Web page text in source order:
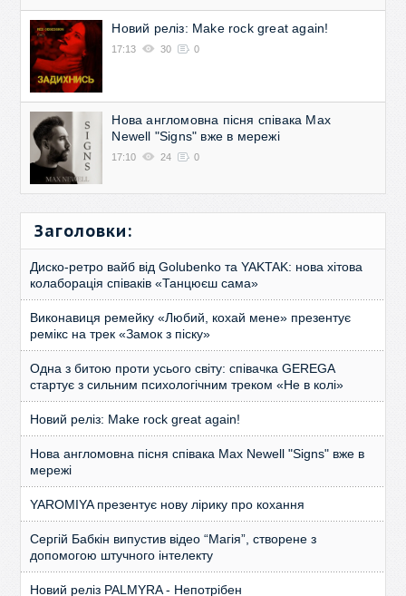
Новий реліз: Make rock great again!
17:13 30 0
Нова англомовна пісня співака Max
Newell "Signs" вже в мережі
17:10 24 0
Заголовки:
Диско-ретро вайб від Golubenko та YAKTAK: нова хітова
колаборація співаків «Танцюєш сама»
Виконавиця ремейку «Любий, кохай мене» презентує
ремікс на трек «Замок з піску»
Одна з битою проти усього світу: співачка GEREGA
стартує з сильним психологічним треком «Не в колі»
Новий реліз: Make rock great again!
Нова англомовна пісня співака Max Newell "Signs" вже в
мережі
YAROMIYA презентує нову лірику про кохання
Сергій Бабкін випустив відео “Магія”, створене з
допомогою штучного інтелекту
Новий реліз PALMYRA - Непотрібен